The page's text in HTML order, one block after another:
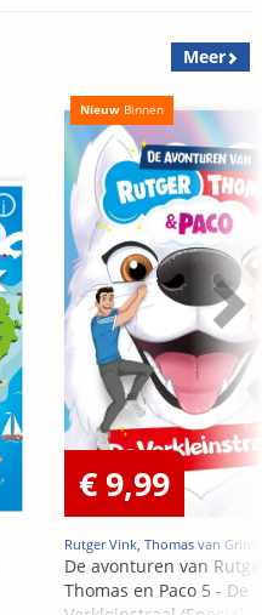
Meer
Nieuw Binnen
€ 9,99
Rutger Vink, Thomas van
De avonturen van
Thomas en Paco 5 - De